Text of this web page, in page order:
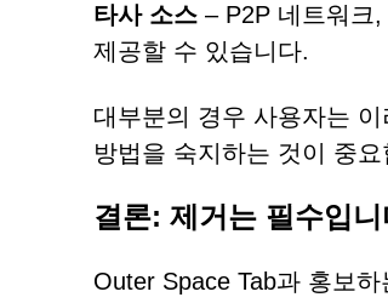
타사 소스 – P2P 네트워크
제공할 수 있습니다.
대부분의 경우 사용자는
방법을 숙지하는 것이 중요
결론: 제거는 필수입
Outer Space Tab과 홍보